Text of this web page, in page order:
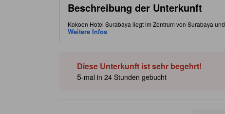
Beschreibung der Unterkunft
Kokoon Hotel Surabaya liegt im Zentrum von Surabaya
können am schönen Swimmingpool entspannen,
von generativer KI generiert; Ungenauigkeiten sind möglich.]
Weitere Infos
Diese Unterkunft ist sehr begehrt!
5-mal in 24 Stunden gebucht